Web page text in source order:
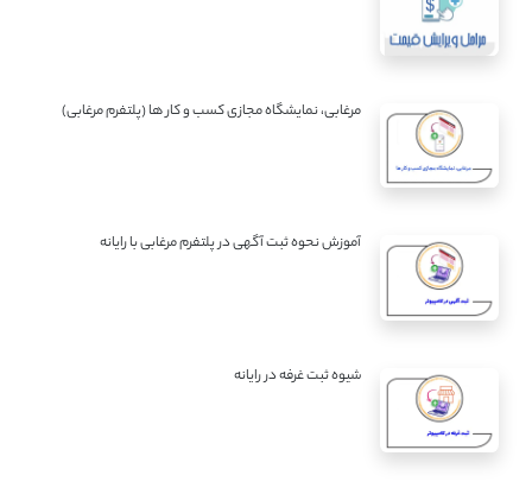
مرغابی، نمایشگاه مجازی کسب و کار ها (پلتفرم مرغابی)
آموزش نحوه ثبت آگهی در پلتفرم مرغابی با رایانه
شیوه ثبت غرفه در رایانه